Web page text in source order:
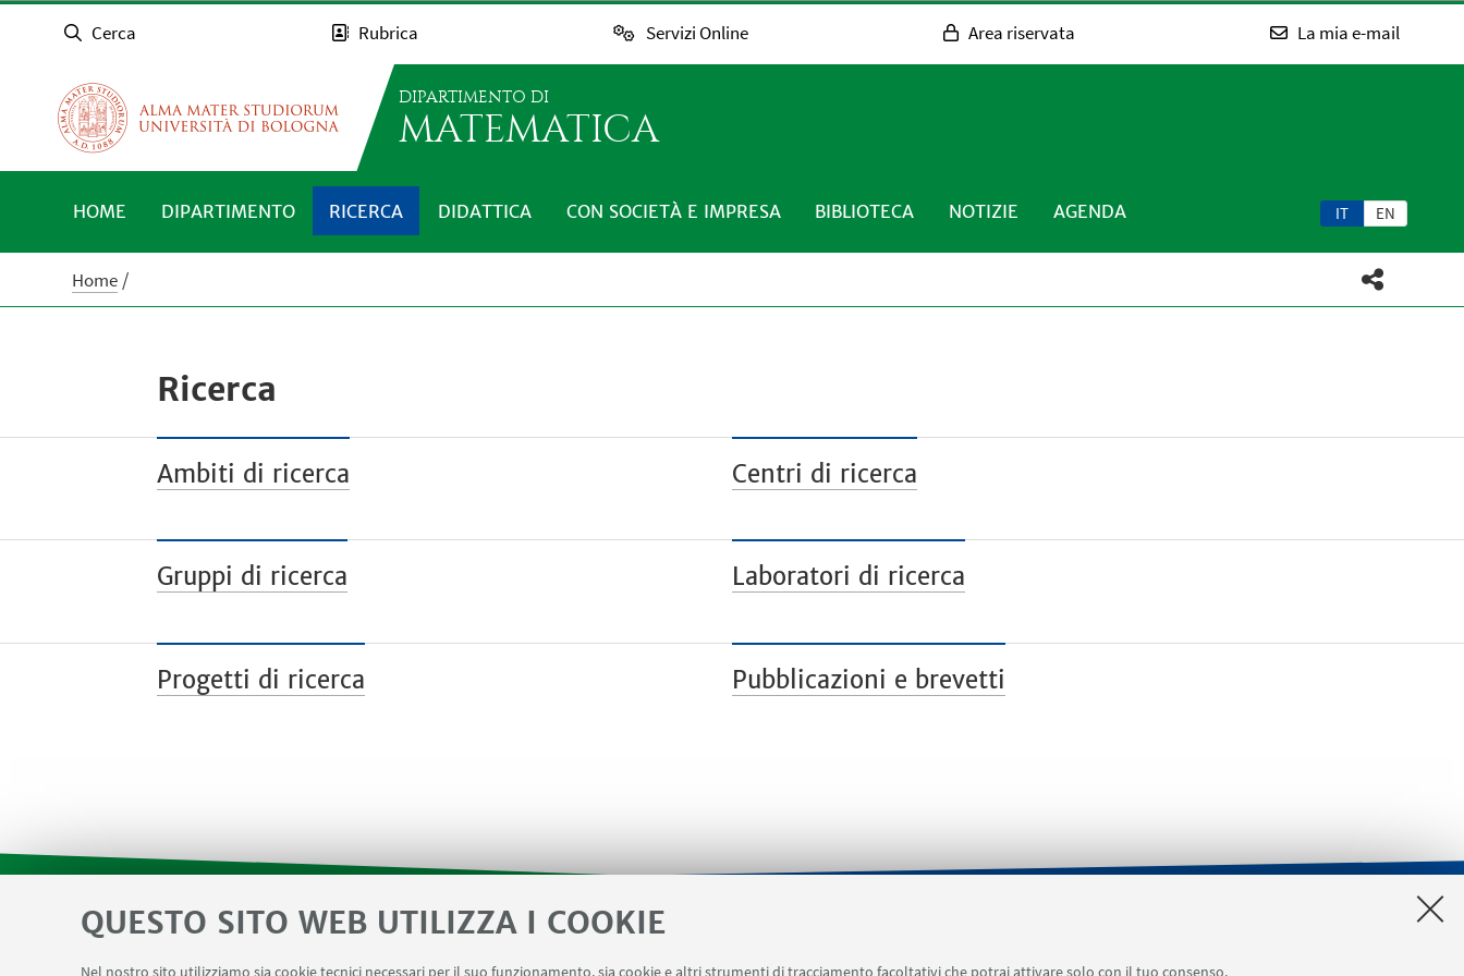
QUESTO SITO WEB UTILIZZA I COOKIE
Nel nostro sito utilizziamo sia cookie tecnici necessari per il suo funzionamento, sia cookie e altri strumenti di tracciamento facoltativi che potrai attivare solo con il tuo consenso.
Cerca Rubrica Servizi Online Area riservata La mia e-mail
DIPARTIMENTO DI
MATEMATICA
IT EN
HOME DIPARTIMENTO RICERCA DIDATTICA CON SOCIETÀ E IMPRESA BIBLIOTECA NOTIZIE AGENDA
Home
Ricerca
Ambiti di ricerca Centri di ricerca
Gruppi di ricerca Laboratori di ricerca
Progetti di ricerca Pubblicazioni e brevetti
LINK UTILI SEMINARI del Dipartimento MAT info - Informazioni per gli afferenti al Dipartimento di Matematica [accesso riservato] SERVIZI ONLINE interni